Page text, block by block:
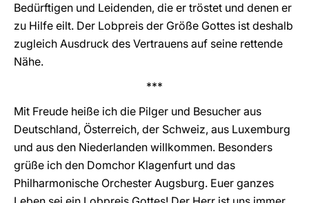
Bedürftigen und Leidenden, die er tröstet und denen er
zu Hilfe eilt. Der Lobpreis der Größe Gottes ist deshalb
zugleich Ausdruck des Vertrauens auf seine rettende
Nähe.
***
Mit Freude heiße ich die Pilger und Besucher aus
Deutschland, Österreich, der Schweiz, aus Luxemburg
und aus den Niederlanden willkommen. Besonders
grüße ich den Domchor Klagenfurt und das
Philharmonische Orchester Augsburg. Euer ganzes